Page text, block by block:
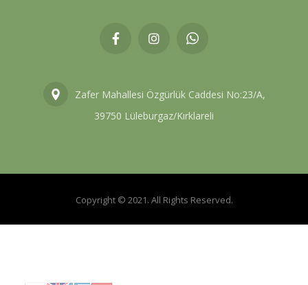
Zafer Mahallesi Özgürlük Caddesi No:23/A,
39750 Lüleburgaz/Kırklareli
Copyright © 2021. All Rights Reserved.